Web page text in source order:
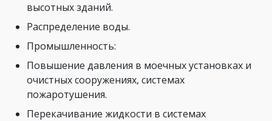
высотных зданий.
Распределение воды.
Промышленность:
Повышение давления в моечных установках и
очистных сооружениях, системах
пожаротушения.
Перекачивание жидкости в системах